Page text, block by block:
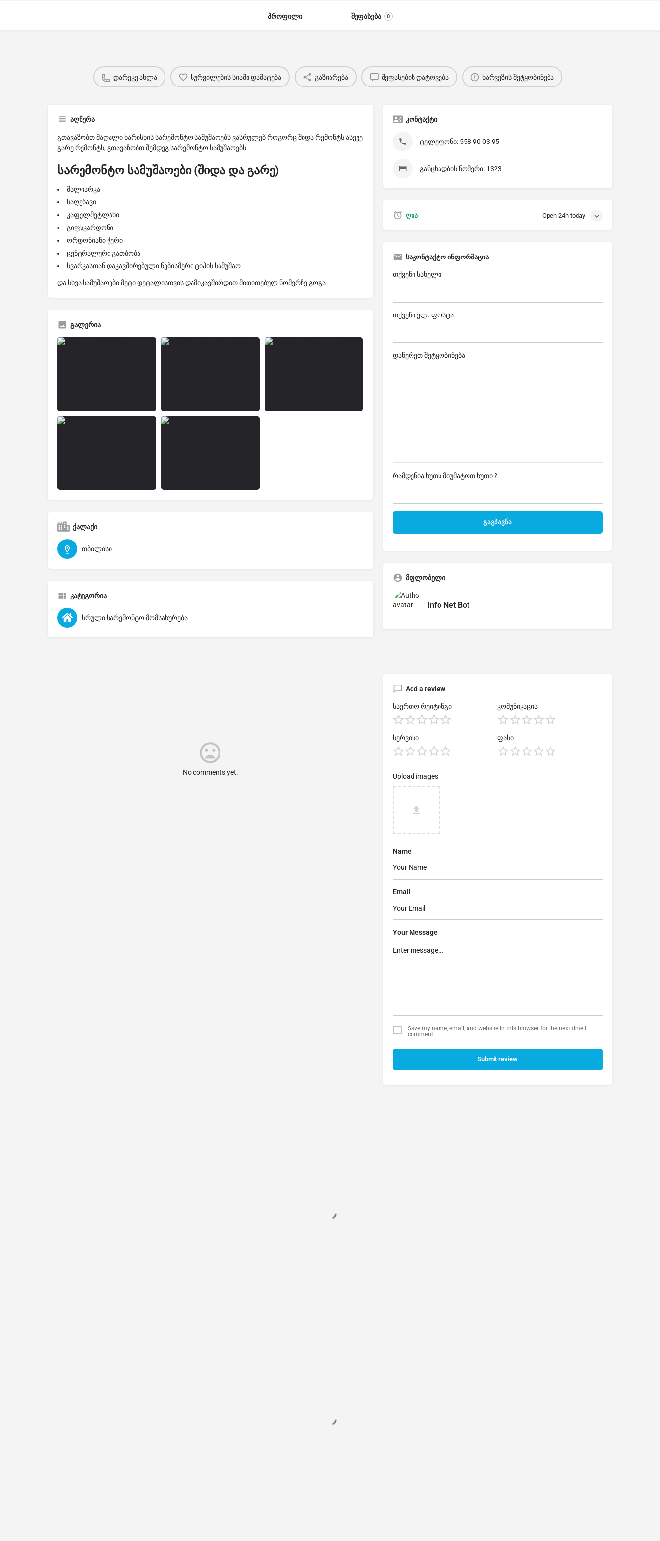
პროფილი შეფასება 0
დარეკე ახლა სურვილების სიაში დამატება გაზიარება შეფასების დატოვება ხარვეზის შეტყობინება
აღწერა
გთავაზობთ მაღალი ხარისხის სარემონტო სამუშაოებს ვასრულებ როგორც შიდა რემონტს ასევე
გარე რემონტს, გთავაზობთ შემდეგ სარემონტო სამუშაოებს
სარემონტო სამუშაოები (შიდა და გარე)
მალიარკა
საღებავი
კაფელმეტლახი
გიფსკარდონი
ორდონიანი ჭერი
ცენტრალური გათბობა
სვარკასთან დაკავშირებული ნებისმერი ტიპის სამუშაო
და სხვა სამუშაოები მეტი დეტალისთვის დამიკავშირდით მითითებულ ნომერზე გოგა
გალერია
ქალაქი
თბილისი
კატეგორია
სრული სარემონტო მომსახურება
კონტაქტი
ტელეფონი: 558 90 03 95
განცხადბის ნომერი: 1323
ღია Open 24h today
საკონტაქტო ინფორმაცია
თქვენი სახელი
თქვენი ელ. ფოსტა
დაწერეთ შეტყობინება
რამდენია ხუთს მიუმატოთ ხუთი ?
მფლობელი
Info Net Bot
No comments yet.
Add a review
საერთო რეიტინგი კომუნიკაცია
სერვისი ფასი
Upload images
Name
Email
Your Message
Save my name, email, and website in this browser for the next time I
comment.
Submit review